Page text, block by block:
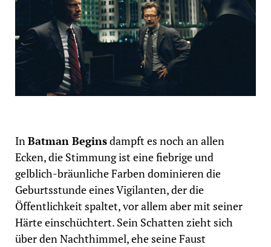
InBatman Beginsdampft es noch an allen
Ecken, die Stimmung ist eine fiebrige und
gelblich-bräunliche Farben dominieren die
Geburtsstunde eines Vigilanten, der die
Öffentlichkeit spaltet, vor allem aber mit seiner
Härte einschüchtert. Sein Schatten zieht sich
über den Nachthimmel, ehe seine Faust